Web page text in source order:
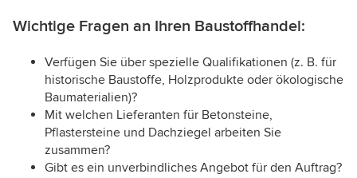
Wichtige Fragen an Ihren Baustoffhandel:
Verfügen Sie über spezielle Qualifikationen (z. B. für
historische Baustoffe, Holzprodukte oder ökologische
Baumaterialien)?
Mit welchen Lieferanten für Betonsteine,
Pflastersteine und Dachziegel arbeiten Sie
zusammen?
Gibt es ein unverbindliches Angebot für den Auftrag?